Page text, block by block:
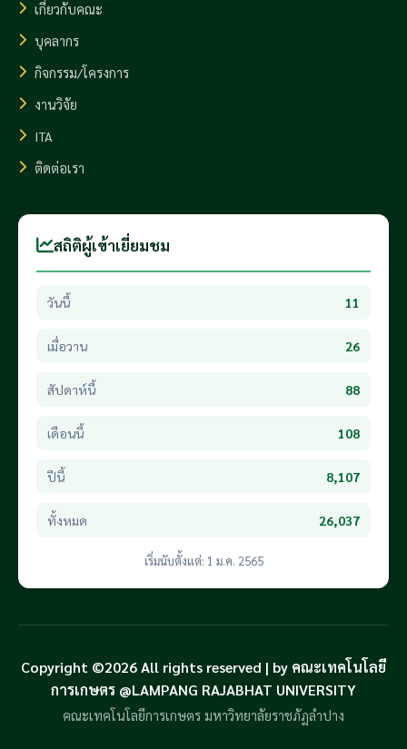
เกี่ยวกับคณะ
บุคลากร
กิจกรรม/โครงการ
งานวิจัย
ITA
ติดต่อเรา
สถิติผู้เข้าเยี่ยมชม
วันนี้ 11
เมื่อวาน 26
สัปดาห์นี้ 88
เดือนนี้ 108
ปีนี้ 8,107
ทั้งหมด 26,037
เริ่มนับตั้งแต่: 1 ม.ค. 2565
Copyright ©2026 All rights reserved | by คณะเทคโนโลยี
การเกษตร @LAMPANG RAJABHAT UNIVERSITY
คณะเทคโนโลยีการเกษตร มหาวิทยาลัยราชภัฏลำปาง